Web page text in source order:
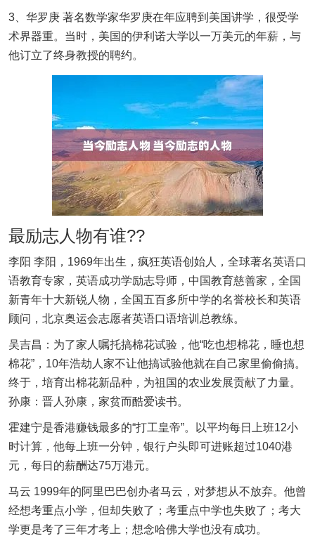
3、华罗庚 著名数学家华罗庚在年应聘到美国讲学，很受学
术界器重。当时，美国的伊利诺大学以一万美元的年薪，与
他订立了终身教授的聘约。
最励志人物有谁??
李阳 李阳，1969年出生，疯狂英语创始人，全球著名英语口
语教育专家，英语成功学励志导师，中国教育慈善家，全国
新青年十大新锐人物，全国五百多所中学的名誉校长和英语
顾问，北京奥运会志愿者英语口语培训总教练。
吴吉昌：为了家人嘱托搞棉花试验，他“吃也想棉花，睡也想
棉花”，10年浩劫人家不让他搞试验他就在自己家里偷偷搞。
终于，培育出棉花新品种，为祖国的农业发展贡献了力量。
孙康：晋人孙康，家贫而酷爱读书。
霍建宁是香港赚钱最多的“打工皇帝”。以平均每日上班12小
时计算，他每上班一分钟，银行户头即可进账超过1040港
元，每日的薪酬达75万港元。
马云 1999年的阿里巴巴创办者马云，对梦想从不放弃。他曾
经想考重点小学，但却失败了；考重点中学也失败了；考大
学更是考了三年才考上；想念哈佛大学也没有成功。